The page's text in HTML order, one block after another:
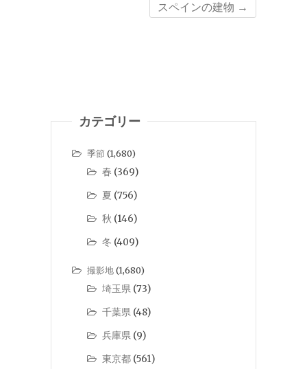
スペインの建物 →
カテゴリー
季節 (1,680)
春 (369)
夏 (756)
秋 (146)
冬 (409)
撮影地(1,680)
埼玉県 (73)
千葉県 (48)
兵庫県 (9)
東京都 (561)